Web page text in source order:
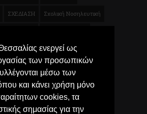
ΣΧΕΔΙΑΣΗ Σχολική Νοσηλευτική
Ψυχολογία Μικροβιολογία
ενεργεί ως
των προσωπικών
μέσω των
και κάνει χρήση μόνο
cookies, τα
σημασίας για την